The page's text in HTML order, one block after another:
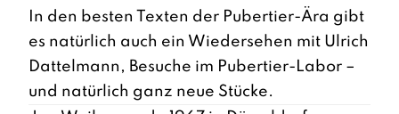
In den besten Texten der Pubertier-Ära gibt
es natürlich auch ein Wiedersehen mit Ulrich
Dattelmann, Besuche im Pubertier-Labor –
und natürlich ganz neue Stücke.